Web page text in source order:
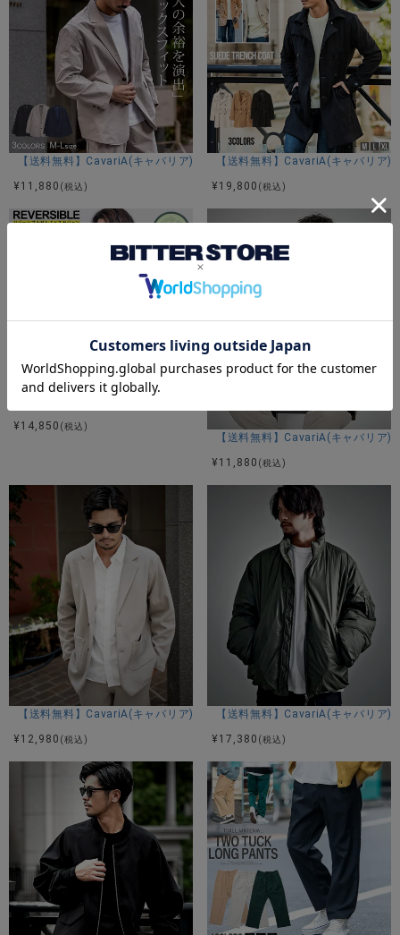
TAKA：身長185cm 体重70kg Lサイズ着用
身長174cm 体重60kg Lサイズ着用
カラー展開
ホワイトブラック/グレー/ブラック
伸縮性-あり 透け感-なし 生地の厚み-普通 裏地-あり
じ方等異なる場合がございますので、あくまでもご参考とし
てご利用ください。
【送料無料】CavariA(キャバリア)ビッグJKT/全3色
¥ 11,880 (税込)
【送料無料】CavariA(キャバリア
¥ 19,800 (税込)
¥ 14,850 (税込)
【送料無料】CavariA(キャバリア
¥ 11,880 (税込)
【送料無料】CavariA(キャバリア)カットジャケット/全3色
¥ 12,980 (税込)
【送料無料】CavariA(キャバリア
¥ 17,380 (税込)